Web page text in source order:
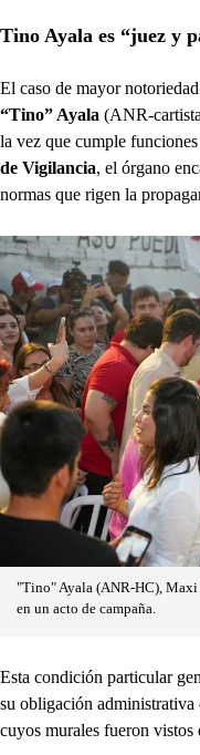
Tino Ayala es “juez y
El caso de mayor
“Tino” Ayala (ANR-
la vez que cumple
de Vigilancia, el órgano
normas que rigen la
"Tino" Ayala (ANR-HC), Maxi
en un acto de campaña.
Esta condición particular
su obligación
cuyos murales fueron